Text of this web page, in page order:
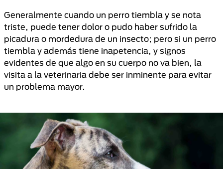
Generalmente cuando un perro tiembla y se nota
triste, puede tener dolor o pudo haber sufrido la
picadura o mordedura de un insecto; pero si un perro
tiembla y además tiene inapetencia, y signos
evidentes de que algo en su cuerpo no va bien, la
visita a la veterinaria debe ser inminente para evitar
un problema mayor.